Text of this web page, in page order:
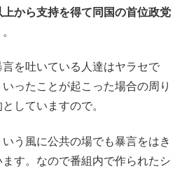
から支持を得て同国の首位政党
を吐いている人達はヤラセで
ったことが起こった場合の周り
していますので。
う風に公共の場でも暴言をはき
す。なので番組内で作られたシ